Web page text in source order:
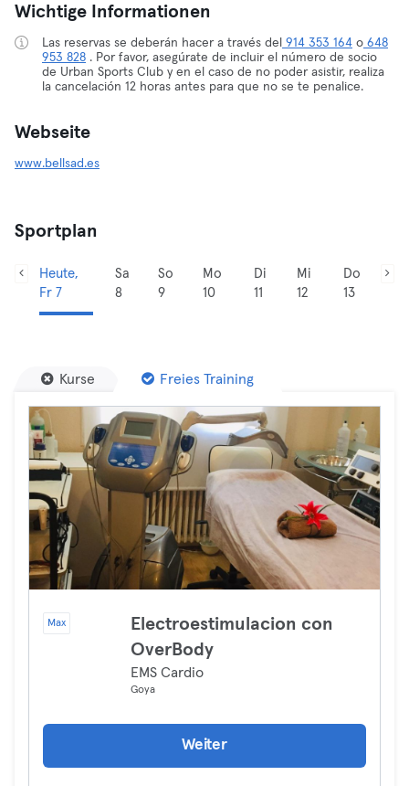
Wichtige Informationen
Las reservas se deberán hacer a través del 914 353 164 o 648
953 828 . Por favor, asegúrate de incluir el número de socio
de Urban Sports Club y en el caso de no poder asistir, realiza
la cancelación 12 horas antes para que no se te penalice.
Webseite
www.bellsad.es
Sportplan
Heute,
Fr 7
Sa
8
So
9
Mo
10
Di
11
Mi
12
Do
13
Kurse Freies Training
Max
Electroestimulacion con
OverBody
EMS Cardio
Goya
Weiter